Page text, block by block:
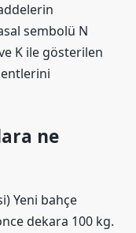
sembolü N
K ile gösterilen
ne
Yeni bahçe
dekara 100 kg.